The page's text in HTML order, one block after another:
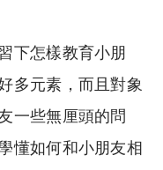
下怎樣教育小朋
多元素，而且對象
一些無厘頭的問
懂如何和小朋友相